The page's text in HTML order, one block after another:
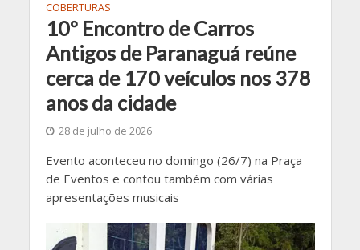
COBERTURAS
10º Encontro de Carros
Antigos de Paranaguá reúne
cerca de 170 veículos nos 378
anos da cidade
28 de julho de 2026
Evento aconteceu no domingo (26/7) na Praça
de Eventos e contou também com várias
apresentações musicais